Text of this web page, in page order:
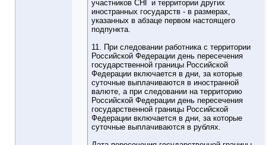
участников СНГ и территории других
иностранных государств - в размерах,
указанных в абзаце первом настоящего
подпункта.
11. При следовании работника с территории
Российской Федерации день пересечения
государственной границы Российской
Федерации включается в дни, за которые
суточные выплачиваются в иностранной
валюте, а при следовании на территорию
Российской Федерации день пересечения
государственной границы Российской
Федерации включается в дни, за которые
суточные выплачиваются в рублях.